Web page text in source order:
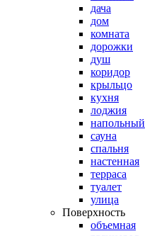
дача
дом
комната
дорожки
душ
коридор
крыльцо
кухня
лоджия
напольный
сауна
спальня
настенная
терраса
туалет
улица
Поверхность
объемная